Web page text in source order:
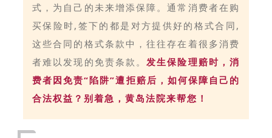
式，为自己的未来增添保障。通常消费者在购
买保险时,签下的都是对方提供好的格式合同,
这些合同的格式条款中，往往存在着很多消费
者难以发现的免责条款。 发生保险理赔时，消
费者因免责“陷阱”遭拒赔后，如何保障自己的
合法权益？别着急，黄岛法院来帮您！